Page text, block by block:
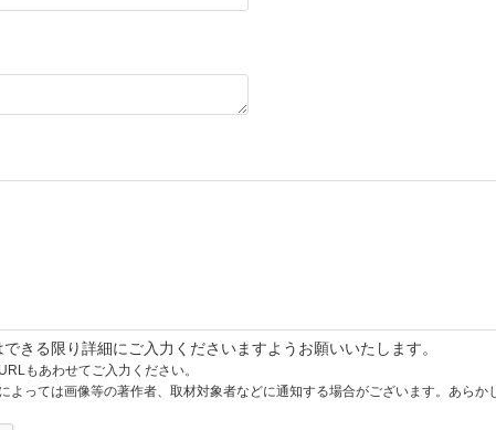
きる限り詳細にご入力くださいますようお願いいたします。
もあわせてご入力ください。
っては画像等の著作者、取材対象者などに通知する場合がございます。あらか